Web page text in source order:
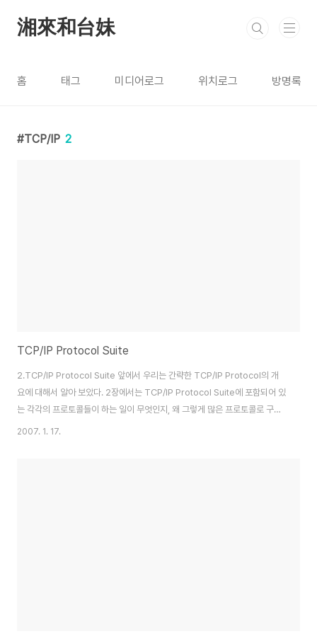
湘來和台妹
홈 태그 미디어로그 위치로그 방명록
TCP/IP 2
TCP/IP Protocol Suite
2.TCP/IP Protocol Suite 앞에서 우리는 간략한 TCP/IP Protocol의 개
요에 대해서 알아 보았다. 2장에서는 TCP/IP Protocol Suite에 포함되어 있
는 각각의 프로토콜들이 하는 일이 무엇인지, 왜 그렇게 많은 프로토콜로 구성
이 되어 있어야 하는 지에 대해서 정리해 보도록 한다. [그림2]TCP/IP
2007. 1. 17.